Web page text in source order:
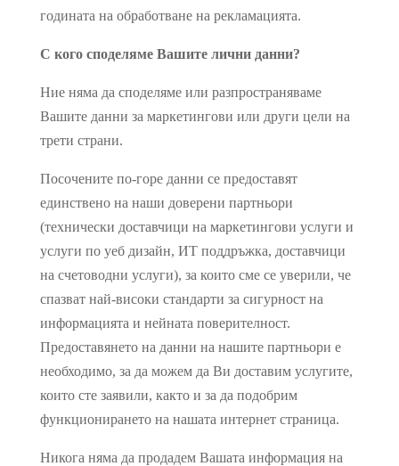
годината на обработване на рекламацията.
С кого споделяме Вашите лични данни?
Ние няма да споделяме или разпространяваме
Вашите данни за маркетингови или други цели на
трети страни.
Посочените по-горе данни се предоставят
единствено на наши доверени партньори
(технически доставчици на маркетингови услуги и
услуги по уеб дизайн, ИТ поддръжка, доставчици
на счетоводни услуги), за които сме се уверили, че
спазват най-високи стандарти за сигурност на
информацията и нейната поверителност.
Предоставянето на данни на нашите партньори е
необходимо, за да можем да Ви доставим услугите,
които сте заявили, както и за да подобрим
функционирането на нашата интернет страница.
Никога няма да продадем Вашата информация на